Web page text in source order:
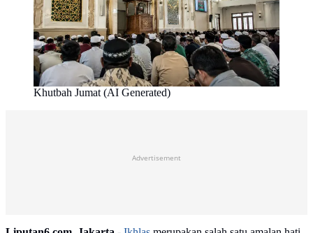
Khutbah Jumat (AI Generated)
Advertisement